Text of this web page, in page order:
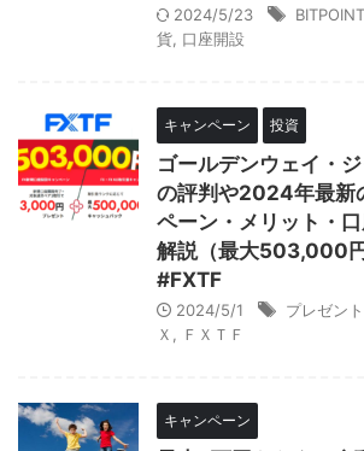
2024/5/23 BITPOINT
貨 口座開設
キャンペーン 投資
ゴールデンウェイ・ジ
の評判や2024年最新
ペーン・メリット・
解説（最大503,000
#FXTF
2024/5/1 プレゼント
Ｘ
ＦＸＴＦ
キャンペーン